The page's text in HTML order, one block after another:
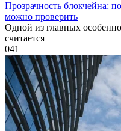
Прозрачность блокчейна:
можно проверить
Одной из главных
считается
041